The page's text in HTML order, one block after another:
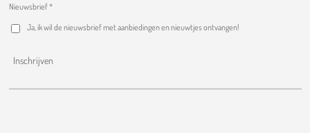
Nieuwsbrief *
Ja, ik wil de nieuwsbrief met aanbiedingen en nieuwtjes ontvangen!
Inschrijven